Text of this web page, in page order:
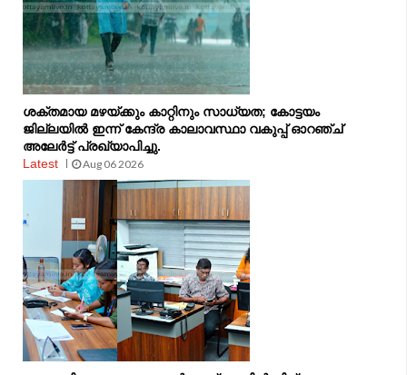
ശക്തമായ മഴയ്ക്കും കാറ്റിനും സാധ്യത; കോട്ടയം
ജില്ലയിൽ ഇന്ന് കേന്ദ്ര കാലാവസ്ഥാ വകുപ്പ് ഓറഞ്ച്
അലേർട്ട് പ്രഖ്യാപിച്ചു.
Latest
Aug 06 2026